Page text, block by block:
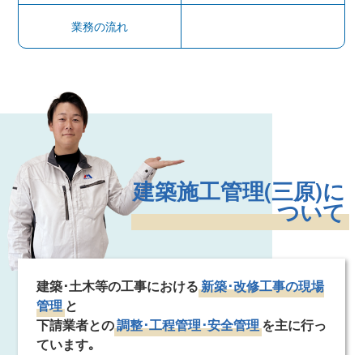
業務の流れ
建築施工管理(三原)に
ついて
建築･土木等の工事における新築･改修工事の現場
管理と
下請業者との調整･工程管理･安全管理を主に行っ
ています｡